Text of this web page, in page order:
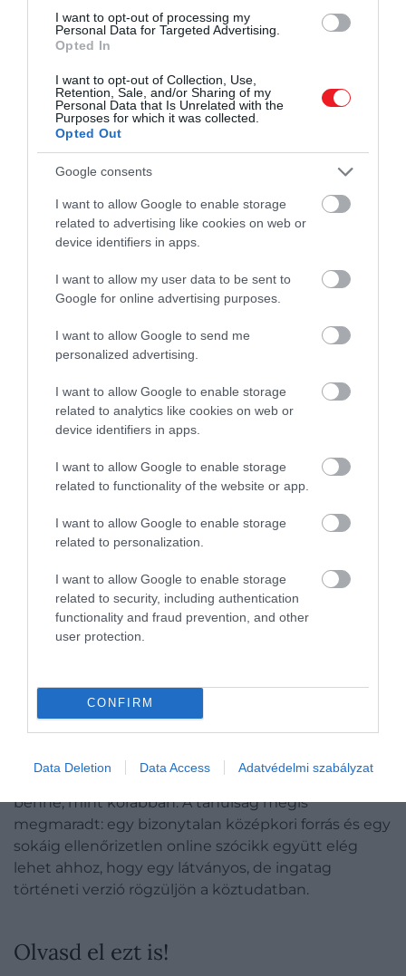
I want to opt-out of processing my
Personal Data for Targeted Advertising.
Opted In
I want to opt-out of Collection, Use,
Retention, Sale, and/or Sharing of my
Personal Data that Is Unrelated with the
Purposes for which it was collected.
Opted Out
Google consents
I want to allow Google to enable storage
related to advertising like cookies on web or
device identifiers in apps.
I want to allow my user data to be sent to
Google for online advertising purposes.
I want to allow Google to send me
personalized advertising.
I want to allow Google to enable storage
related to analytics like cookies on web or
device identifiers in apps.
I want to allow Google to enable storage
related to functionality of the website or app.
I want to allow Google to enable storage
related to personalization.
I want to allow Google to enable storage
related to security, including authentication
functionality and fraud prevention, and other
user protection.
CONFIRM
Data Deletion Data Access Adatvédelmi szabályzat
tettek meg, azt a krónika szerint Walesben
megtették, és győztek. Emiatt a hídnál vívott,
drámai csata leírását nagy fenntartással kell kezelni.
Wirestock Creators/Shutterstock
Figyelmedbe ajánljuk!
Amit nem tanítottak az iskolában:
halála
A modern félreértés elterjedéséhez nagy
mértékben hozzájárult aWikipédia
látványos részletességgel közölte a vitatott verziót,
miközben a források megjelölése gyenge volt, és
több adat – például a csapatlétszámok – nem
ismeretterjesztő anyagokban, miközbena
semmilyen módon nem bizonyítható részletek
egyre inkább kész tényként kezdtek tovább
élni.
A Wikipédia-szócikket azóta átdolgozták, a túl
részletes csataleírás pedig már nem úgy szerepel
benne, mint korábban. A tanulság mégis
megmaradt: egy bizonytalan középkori forrás és egy
sokáig ellenőrizetlen online szócikk együtt elég
lehet ahhoz, hogy egy látványos, de ingatag
történeti verzió rögzüljön a köztudatban.
Olvasd el ezt is!